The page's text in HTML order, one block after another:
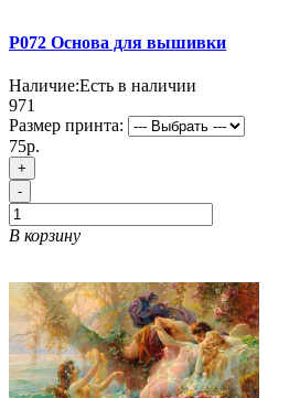
P072 Основа для вышивки
Наличие:Есть в наличии
971
Размер принта:
75р.
+
-
В корзину